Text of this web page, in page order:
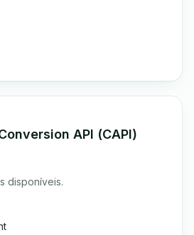
API (CAPI)
disponíveis.